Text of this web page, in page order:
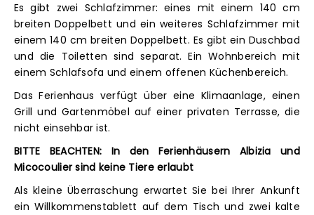
Es gibt zwei Schlafzimmer: eines mit einem 140 cm
breiten Doppelbett und ein weiteres Schlafzimmer mit
einem 140 cm breiten Doppelbett. Es gibt ein Duschbad
und die Toiletten sind separat. Ein Wohnbereich mit
einem Schlafsofa und einem offenen Küchenbereich.
Das Ferienhaus verfügt über eine Klimaanlage, einen
Grill und Gartenmöbel auf einer privaten Terrasse, die
nicht einsehbar ist.
BITTE BEACHTEN: In den Ferienhäusern Albizia und
Micocoulier sind keine Tiere erlaubt
Als kleine Überraschung erwartet Sie bei Ihrer Ankunft
ein Willkommenstablett auf dem Tisch und zwei kalte